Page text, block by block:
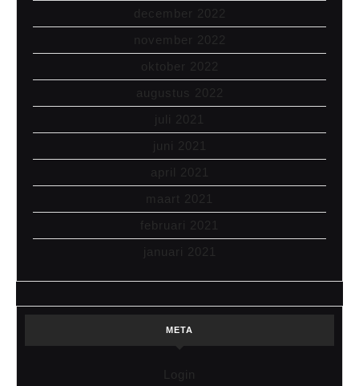
december 2022
november 2022
oktober 2022
augustus 2022
juli 2021
juni 2021
april 2021
maart 2021
februari 2021
januari 2021
META
Login